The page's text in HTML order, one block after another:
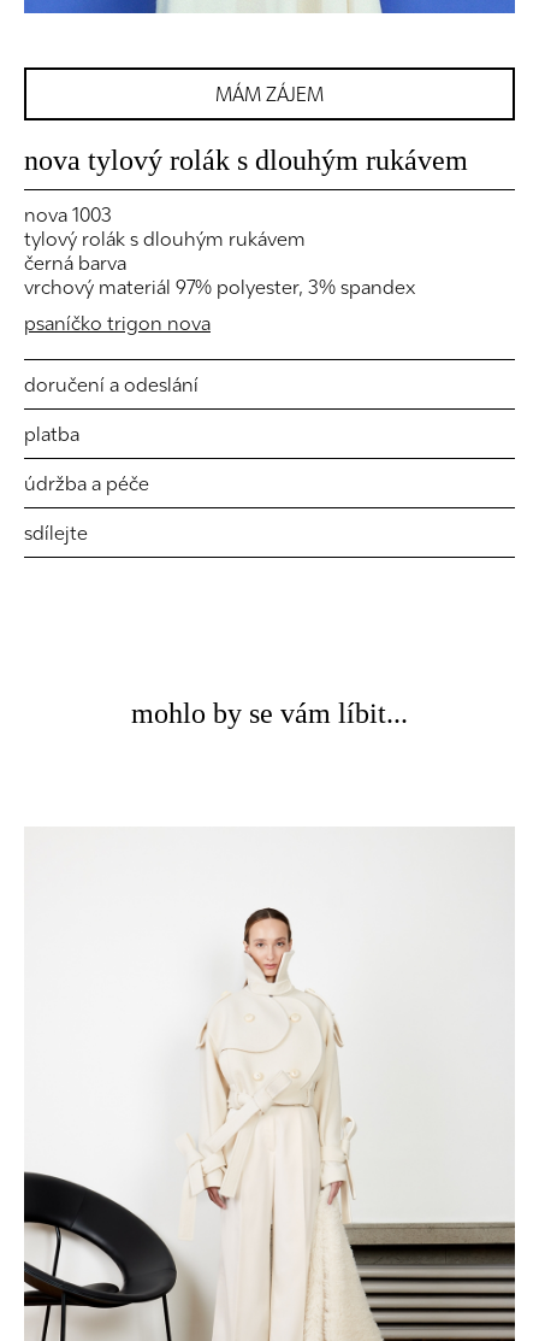
MÁM ZÁJEM
nova tylový rolák s dlouhým rukávem
nova 1003
tylový rolák s dlouhým rukávem
černá barva
vrchový materiál 97% polyester, 3% spandex
psaníčko trigon nova
doručení a odeslání
platba
údržba a péče
sdílejte
mohlo by se vám líbit...